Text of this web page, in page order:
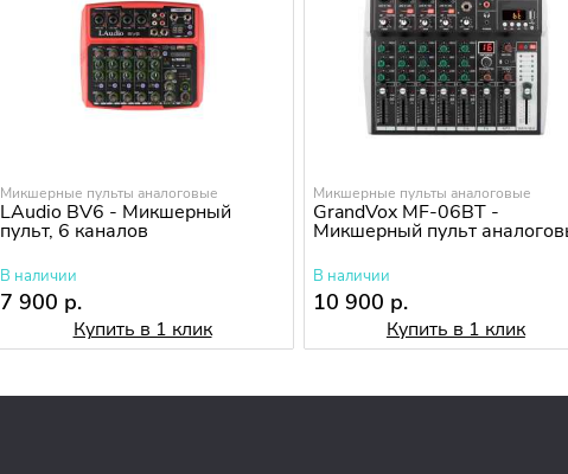
Микшерные пульты аналоговые
LAudio BV6 - Микшерный
пульт, 6 каналов
В наличии
7 900 р.
Купить в 1 клик
Микшерные пульты аналоговые
GrandVox MF-06BT -
Микшерный пульт
В наличии
10 900 р.
Купить в 1 клик